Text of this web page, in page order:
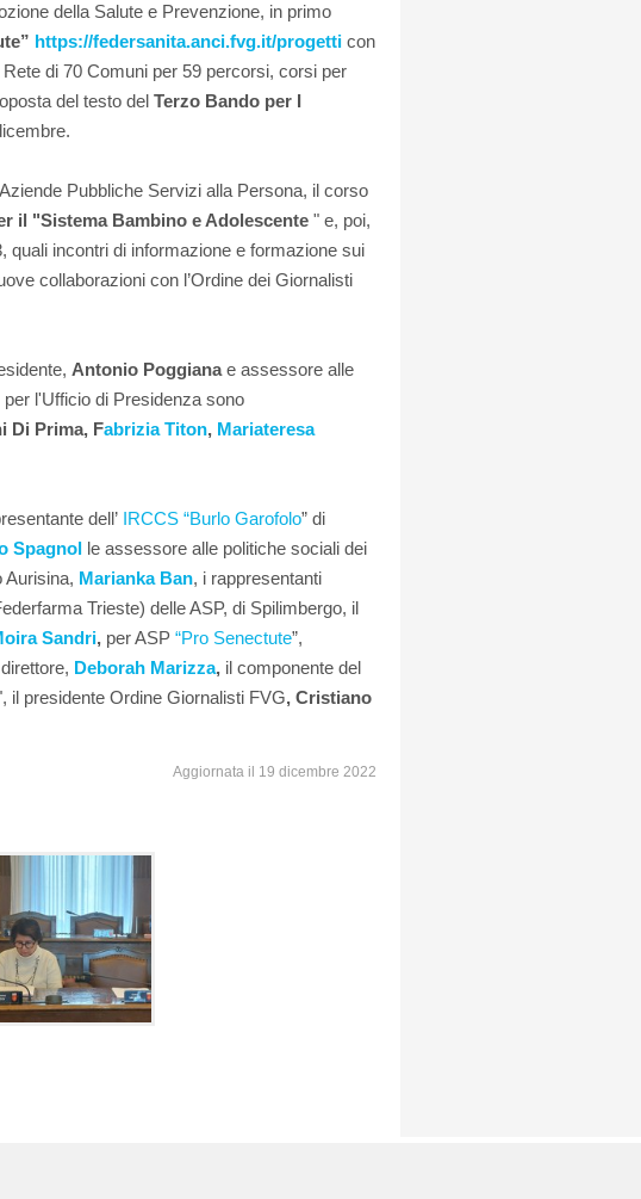
della Salute e Prevenzione, in primo
https://federsanita.anci.fvg.it/progetti con
di 70 Comuni per 59 percorsi, corsi per
del testo del Terzo Bando per I
Pubbliche Servizi alla Persona, il corso
il "Sistema Bambino e Adolescente " e, poi,
quali incontri di informazione e formazione sui
collaborazioni con l’Ordine dei Giornalisti
Antonio Poggianae assessore alle
per l'Ufficio di Presidenza sono
Di Prima, Fabrizia Titon, Mariateresa
dell’ IRCCS “Burlo Garofolo” di
Spagnol le assessore alle politiche sociali dei
Aurisina, Marianka Ban, i rappresentanti
Trieste) delle ASP, di Spilimbergo, il
Sandri, per ASP “Pro Senectute”,
Deborah Marizza, il componente del
il presidente Ordine Giornalisti FVG, Cristiano
Aggiornata il 19 dicembre 2022